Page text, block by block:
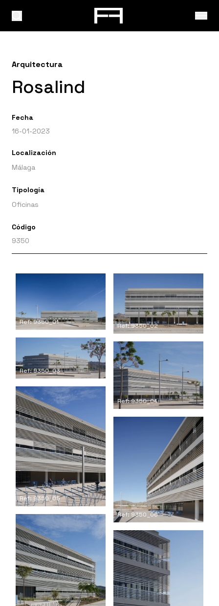
Arquitectura
Rosalind
Fecha
16-01-2023
Localización
Málaga
Tipología
Oficinas
Código
9350
Ref: 9350_01
Ref: 9350_02
Ref: 9350_03
Ref: 9350_04
Ref: 9350_05
Ref: 9350_06